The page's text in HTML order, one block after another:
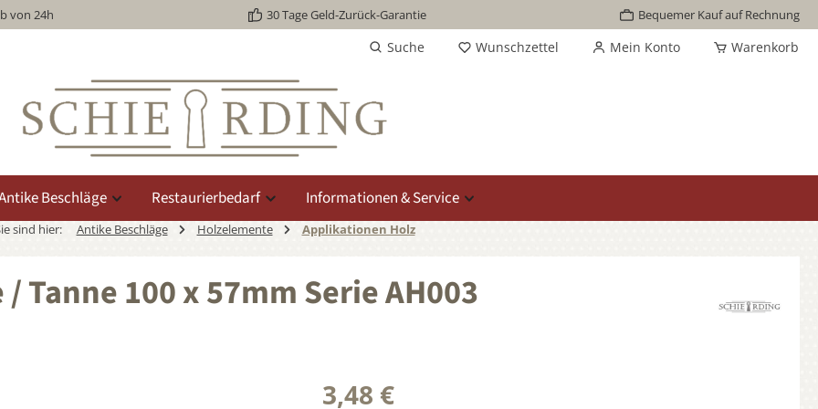
von 24h 30 Tage Geld-Zurück-Garantie Bequemer Kauf auf Rechnung
Suche Wunschzettel Mein Konto Warenkorb
Beschläge Restaurierbedarf Informationen & Service
sind hier: Antike Beschläge Holzelemente Applikationen Holz
Tanne 100 x 57mm Serie AH003
3,48 €